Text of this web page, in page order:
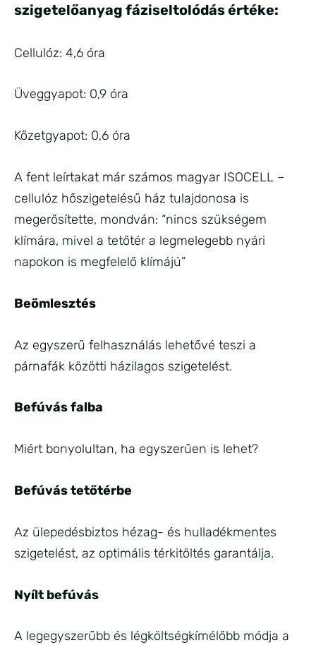
szigetelőanyag fáziseltolódás értéke:
Cellulóz: 4,6 óra
Üveggyapot: 0,9 óra
Kőzetgyapot: 0,6 óra
A fent leírtakat már számos magyar ISOCELL –
cellulóz hőszigetelésű ház tulajdonosa is
megerősítette, mondván: “nincs szükségem
klímára, mivel a tetőtér a legmelegebb nyári
napokon is megfelelő klímájú”
Beömlesztés
Az egyszerű felhasználás lehetővé teszi a
párnafák közötti házilagos szigetelést.
Befúvás falba
Miért bonyolultan, ha egyszerűen is lehet?
Befúvás tetőtérbe
Az ülepedésbiztos hézag- és hulladékmentes
szigetelést, az optimális térkitöltés garantálja.
Nyílt befúvás
A legegyszerűbb és légköltségkímélőbb módja a